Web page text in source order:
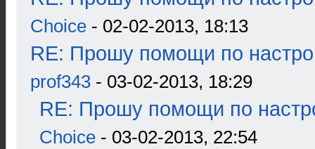
Choice - 02-02-2013, 18:13
RE: Прошу помощи по
prof343 - 03-02-2013, 18:29
RE: Прошу помощи по
Choice - 03-02-2013, 22:54